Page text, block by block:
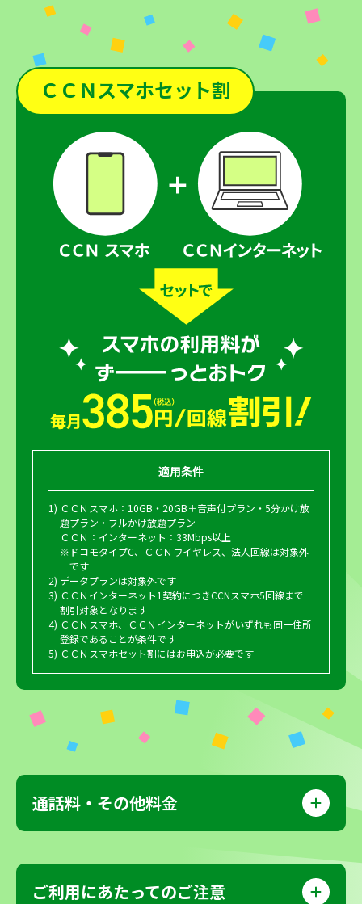
ＣＣＮスマホセット割
適用条件
ＣＣＮスマホ：10GB・20GB＋音声付プラン・5分かけ放
題プラン・フルかけ放題プラン
ＣＣＮ：インターネット：33Mbps以上
※ドコモタイプC、ＣＣＮワイヤレス、法人回線は対象外
です
データプランは対象外です
ＣＣＮインターネット1契約につきCCNスマホ5回線まで
割引対象となります
ＣＣＮスマホ、ＣＣＮインターネットがいずれも同一住所
登録であることが条件です
ＣＣＮスマホセット割にはお申込が必要です
通話料・その他料金
ご利用にあたってのご注意